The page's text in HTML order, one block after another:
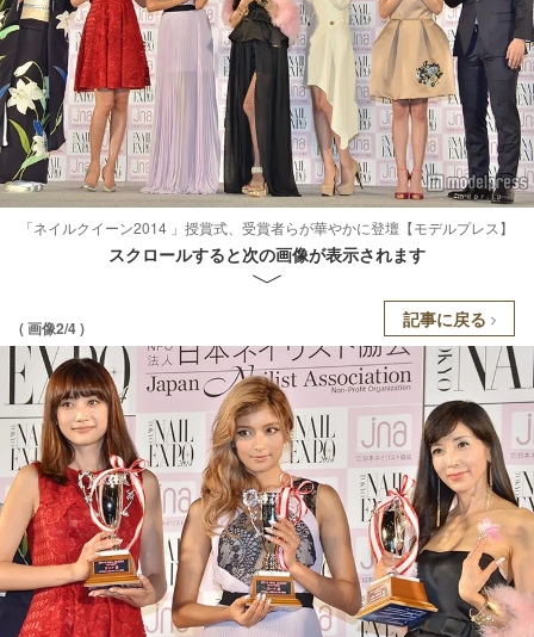
「ネイルクイーン2014 」授賞式、受賞者らが華やかに登壇【モデルプレス】
スクロールすると次の画像が表示されます
( 画像2/4 ) 記事に戻る